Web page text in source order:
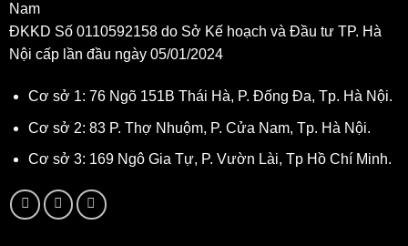
Nam
ĐKKD Số 0110592158 do Sở Kế hoạch và Đầu tư TP. Hà
Nội cấp lần đầu ngày 05/01/2024
Cơ sở 1: 76 Ngõ 151B Thái Hà, P. Đống Đa, Tp. Hà Nội.
Cơ sở 2: 83 P. Thợ Nhuộm, P. Cửa Nam, Tp. Hà Nội.
Cơ sở 3: 169 Ngô Gia Tự, P. Vườn Lài, Tp Hồ Chí Minh.